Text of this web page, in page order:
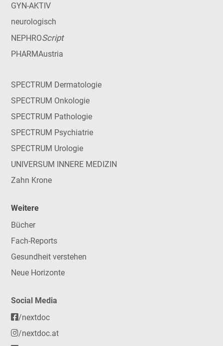
GYN-AKTIV
neurologisch
NEPHROScript
PHARMAustria
SPECTRUM Dermatologie
SPECTRUM Onkologie
SPECTRUM Pathologie
SPECTRUM Psychiatrie
SPECTRUM Urologie
UNIVERSUM INNERE MEDIZIN
Zahn Krone
Weitere
Bücher
Fach-Reports
Gesundheit verstehen
Neue Horizonte
Social Media
/nextdoc
/nextdoc.at